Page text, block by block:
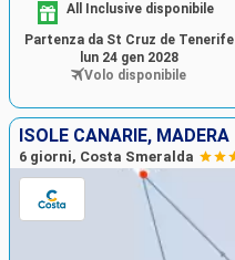
All Inclusive disponibile
Partenza da St Cruz de Tenerife
lun 24 gen 2028
Volo disponibile
ISOLE CANARIE, MADERA
6 giorni, Costa Smeralda